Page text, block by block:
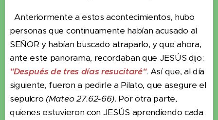
Anteriormente a estos acontecimientos, hubo
personas que continuamente habían acusado al
SEÑOR y habían buscado atraparlo, y que ahora,
ante este panorama, recordaban que JESÚS dijo:
"Después de tres días resucitaré". Así que, al día
siguiente, fueron a pedirle a Pilato, que asegure el
sepulcro (Mateo 27.62-66). Por otra parte,
quienes estuvieron con JESÚS aprendiendo cada